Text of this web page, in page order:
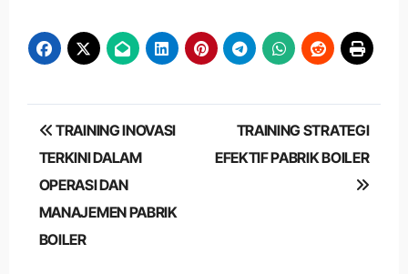
Post
navigation
TRAINING INOVASI
TERKINI DALAM
OPERASI DAN
MANAJEMEN PABRIK
BOILER
TRAINING STRATEGI
EFEKTIF PABRIK BOILER